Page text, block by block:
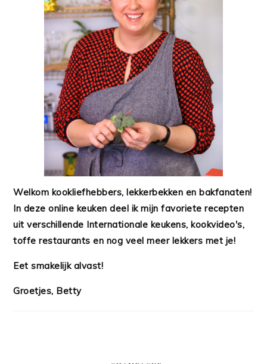
Welkom kookliefhebbers, lekkerbekken en bakfanaten!
In deze online keuken deel ik mijn favoriete recepten
uit verschillende Internationale keukens, kookvideo's,
toffe restaurants en nog veel meer lekkers met je!
Eet smakelijk alvast!
Groetjes, Betty